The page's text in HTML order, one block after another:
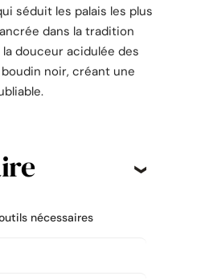
séduit les palais les plus
dans la tradition
douceur acidulée des
noir, créant une
nécessaires